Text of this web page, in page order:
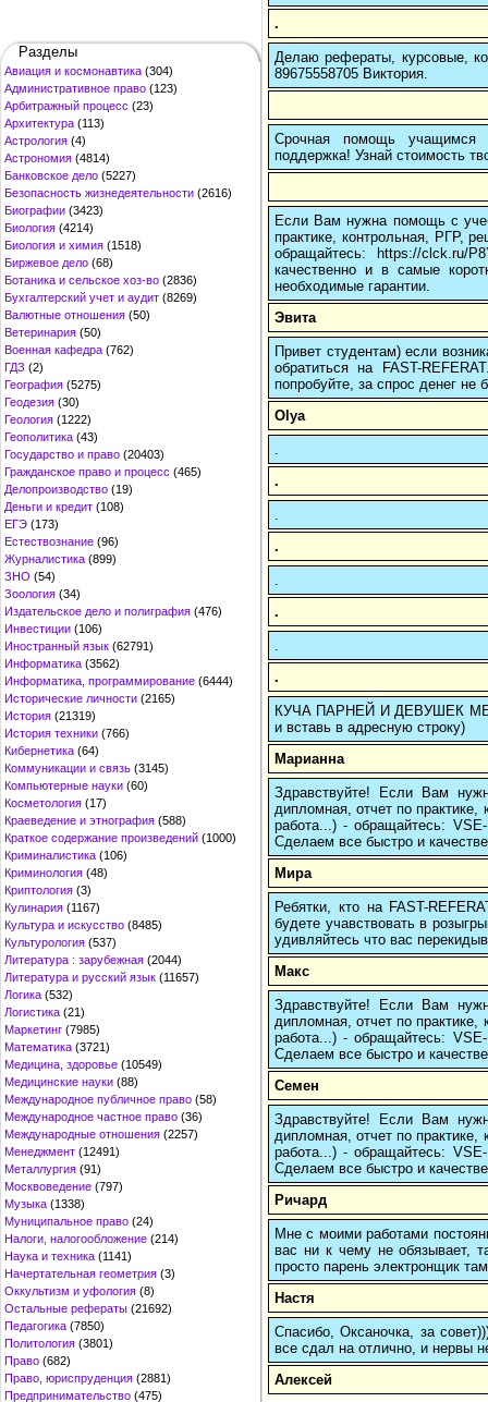
Разделы
Авиация и космонавтика (304)
Административное право (123)
Арбитражный процесс (23)
Архитектура (113)
Астрология (4)
Астрономия (4814)
Банковское дело (5227)
Безопасность жизнедеятельности (2616)
Биографии (3423)
Биология (4214)
Биология и химия (1518)
Биржевое дело (68)
Ботаника и сельское хоз-во (2836)
Бухгалтерский учет и аудит (8269)
Валютные отношения (50)
Ветеринария (50)
Военная кафедра (762)
ГДЗ (2)
География (5275)
Геодезия (30)
Геология (1222)
Геополитика (43)
Государство и право (20403)
Гражданское право и процесс (465)
Делопроизводство (19)
Деньги и кредит (108)
ЕГЭ (173)
Естествознание (96)
Журналистика (899)
ЗНО (54)
Зоология (34)
Издательское дело и полиграфия (476)
Инвестиции (106)
Иностранный язык (62791)
Информатика (3562)
Информатика, программирование (6444)
Исторические личности (2165)
История (21319)
История техники (766)
Кибернетика (64)
Коммуникации и связь (3145)
Компьютерные науки (60)
Косметология (17)
Краеведение и этнография (588)
Краткое содержание произведений (1000)
Криминалистика (106)
Криминология (48)
Криптология (3)
Кулинария (1167)
Культура и искусство (8485)
Культурология (537)
Литература : зарубежная (2044)
Литература и русский язык (11657)
Логика (532)
Логистика (21)
Маркетинг (7985)
Математика (3721)
Медицина, здоровье (10549)
Медицинские науки (88)
Международное публичное право (58)
Международное частное право (36)
Международные отношения (2257)
Менеджмент (12491)
Металлургия (91)
Москвоведение (797)
Музыка (1338)
Муниципальное право (24)
Налоги, налогообложение (214)
Наука и техника (1141)
Начертательная геометрия (3)
Оккультизм и уфология (8)
Остальные рефераты (21692)
Педагогика (7850)
Политология (3801)
Право (682)
Право, юриспруденция (2881)
Предпринимательство (475)
.
Делаю рефераты, курсовые,
89675558705 Виктория.
Срочная помощь учащимся в
поддержка! Узнай стоимость
Если Вам нужна помощь с
практике, контрольная, РГР,
обращайтесь: https://clck.ru/
качественно и в самые
необходимые гарантии.
Эвита
Привет студентам) если
обратиться на FAST-
попробуйте, за спрос денег не
Olya
.
.
.
.
КУЧА ПАРНЕЙ И ДЕВУШЕК
и вставь в адресную строку)
Марианна
Здравствуйте! Если Вам
дипломная, отчет по
работа...) - обращайтесь:
Сделаем все быстро и
Мира
Ребятки, кто на FAST-
будете учавствовать в
удивляйтесь что вас
Макс
Здравствуйте! Если Вам
дипломная, отчет по
работа...) - обращайтесь:
Сделаем все быстро и
Семен
Здравствуйте! Если Вам
дипломная, отчет по
работа...) - обращайтесь:
Сделаем все быстро и
Ричард
Мне с моими работами
вас ни к чему не обязывает,
просто парень электронщик
Настя
Спасибо, Оксаночка, за
все сдал на отлично, и нервы
Алексей